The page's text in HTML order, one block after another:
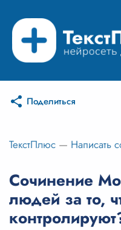
Режимы нейросети
Цены
Вход
Вход с Telegram
Поделиться
ТекстПлюс — Написать
Сочинение
людей за то,